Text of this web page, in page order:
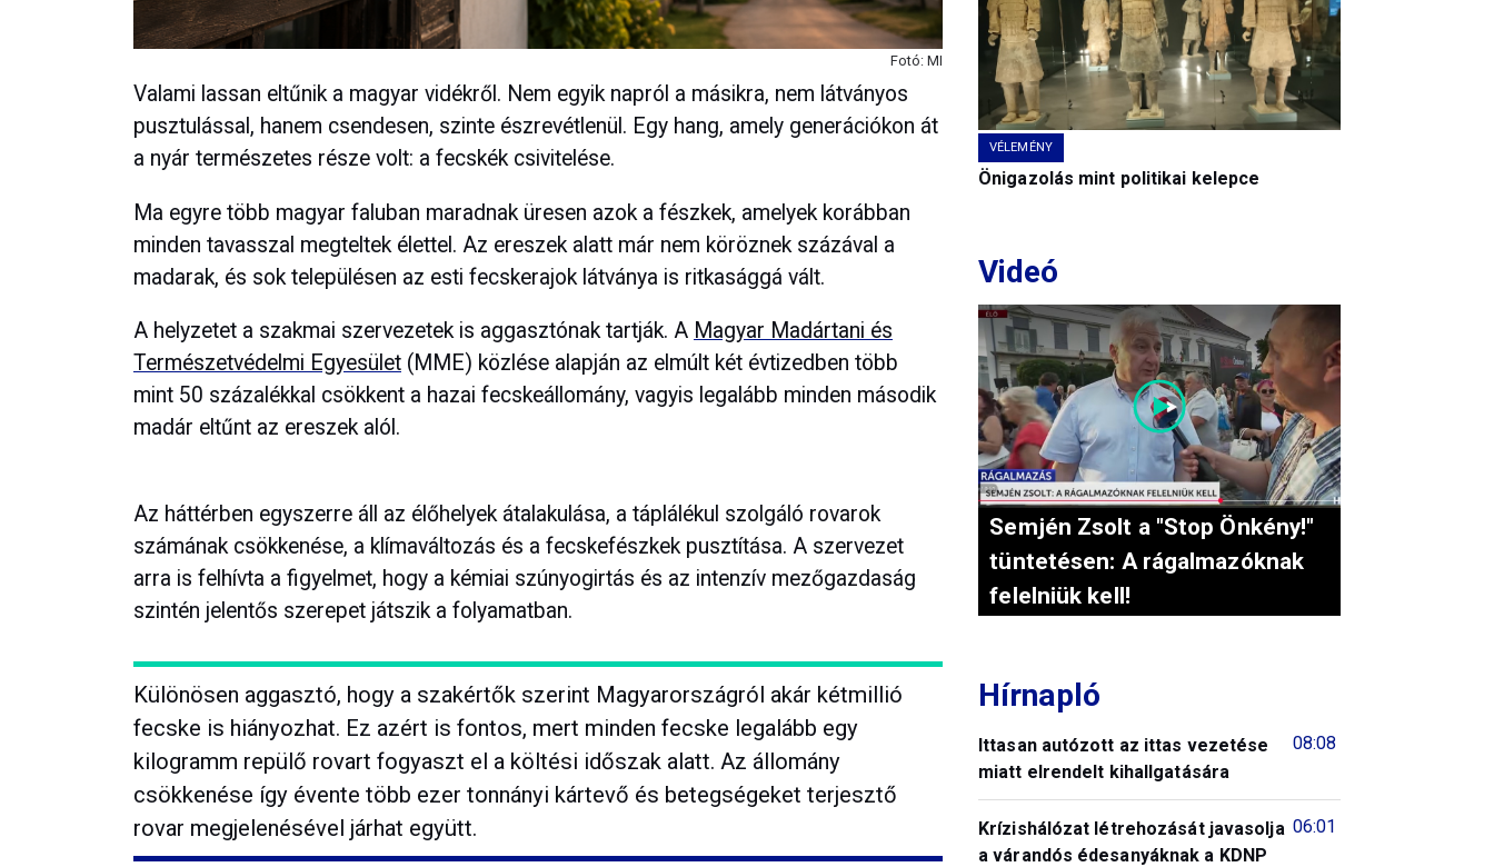
Fotó: MI
Valami lassan eltűnik a magyar vidékről. Nem egyik napról a másikra, nem látványos
pusztulással, hanem csendesen, szinte észrevétlenül. Egy hang, amely generációkon át
a nyár természetes része volt: a fecskék csivitelése.
Ma egyre több magyar faluban maradnak üresen azok a fészkek, amelyek korábban
minden tavasszal megteltek élettel. Az ereszek alatt már nem köröznek százával a
madarak, és sok településen az esti fecskerajok látványa is ritkasággá vált.
A helyzetet a szakmai szervezetek is aggasztónak tartják. A Magyar Madártani és
Természetvédelmi Egyesület (MME) közlése alapján az elmúlt két évtizedben több
mint 50 százalékkal csökkent a hazai fecskeállomány, vagyis legalább minden második
madár eltűnt az ereszek alól.
Az háttérben egyszerre áll az élőhelyek átalakulása, a táplálékul szolgáló rovarok
számának csökkenése, a klímaváltozás és a fecskefészkek pusztítása. A szervezet
arra is felhívta a figyelmet, hogy a kémiai szúnyogirtás és az intenzív mezőgazdaság
szintén jelentős szerepet játszik a folyamatban.
Különösen aggasztó, hogy a szakértők szerint Magyarországról akár kétmillió
fecske is hiányozhat. Ez azért is fontos, mert minden fecske legalább egy
kilogramm repülő rovart fogyaszt el a költési időszak alatt. Az állomány
csökkenése így évente több ezer tonnányi kártevő és betegségeket terjesztő
rovar megjelenésével járhat együtt.
VÉLEMÉNY
Önigazolás mint politikai kelepce
Videó
Semjén Zsolt a "Stop Önkény!"
tüntetésen: A rágalmazóknak
felelniük kell!
Hírnapló
08:08
Ittasan autózott az ittas vezetése
miatt elrendelt kihallgatására
06:01
Krízishálózat létrehozását javasolja
a várandós édesanyáknak a KDNP